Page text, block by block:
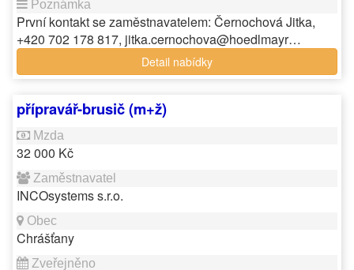
První kontakt se zaměstnavatelem: Černochová Jitka,
+420 702 178 817, jitka.cernochova@hoedlmayr…
Detail nabídky
přípravář-brusič (m+ž)
32 000 Kč
INCOsystems s.r.o.
Chrášťany